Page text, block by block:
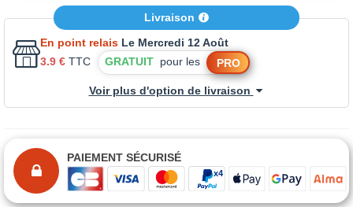
Livraison
En point relais Le Mercredi 12 Août
3.9 € TTC GRATUIT pour les PRO
Voir plus d'option de livraison
PAIEMENT SÉCURISÉ